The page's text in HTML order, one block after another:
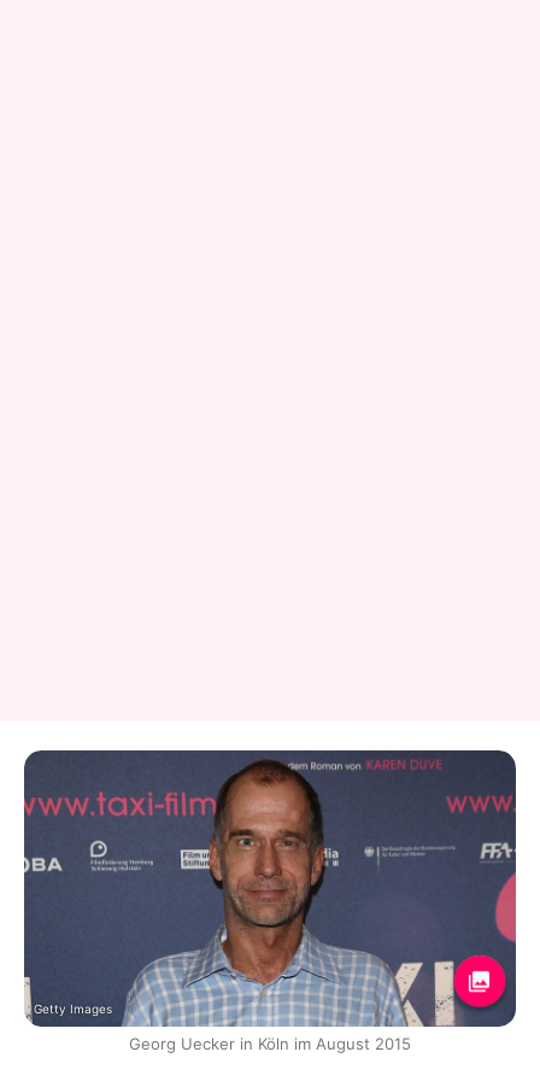
Getty Images
Georg Uecker in Köln im August 2015